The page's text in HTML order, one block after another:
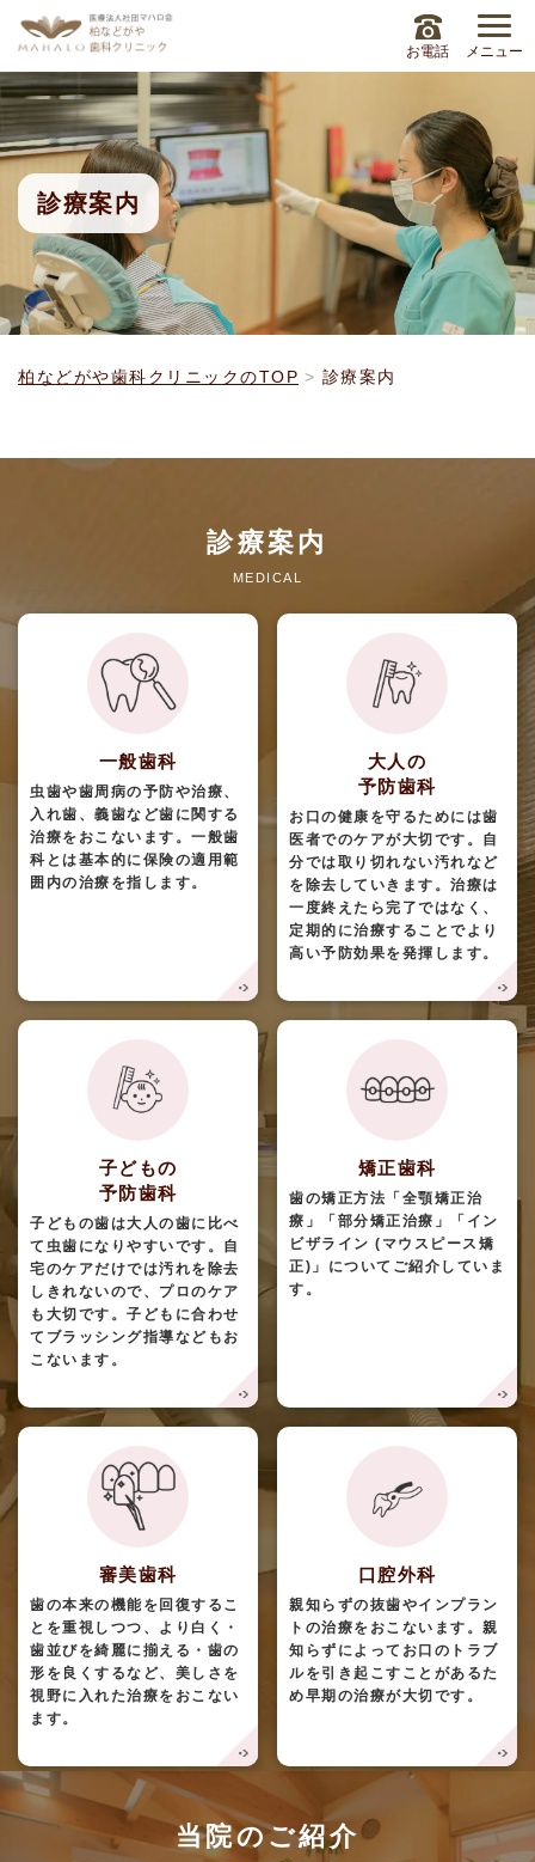
お電話 メニュー
診療案内
柏などがや歯科クリニックのTOP 診療案内
診療案内
MEDICAL
一般歯科
虫歯や歯周病の予防や治療、
入れ歯、義歯など歯に関する
治療をおこないます。一般歯
科とは基本的に保険の適用範
囲内の治療を指します。
大人の
予防歯科
お口の健康を守るためには歯
医者でのケアが大切です。自
分では取り切れない汚れなど
を除去していきます。治療は
一度終えたら完了ではなく、
定期的に治療することでより
高い予防効果を発揮します。
子どもの
予防歯科
子どもの歯は大人の歯に比べ
て虫歯になりやすいです。自
宅のケアだけでは汚れを除去
しきれないので、プロのケア
も大切です。子どもに合わせ
てブラッシング指導などもお
こないます。
矯正歯科
歯の矯正方法「全顎矯正治
療」「部分矯正治療」「イン
ビザライン (マウスピース矯
正)」についてご紹介していま
す。
審美歯科
歯の本来の機能を回復するこ
とを重視しつつ、より白く・
歯並びを綺麗に揃える・歯の
形を良くするなど、美しさを
視野に入れた治療をおこない
ます。
口腔外科
親知らずの抜歯やインプラン
トの治療をおこないます。親
知らずによってお口のトラブ
ルを引き起こすことがあるた
め早期の治療が大切です。
当院のご紹介